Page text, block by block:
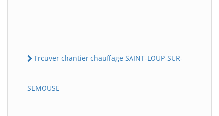
Trouver chantier chauffage SAINT-LOUP-SUR-
SEMOUSE